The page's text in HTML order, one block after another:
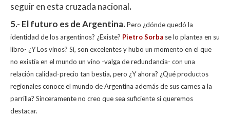
seguir en esta cruzada nacional.
5.- El futuro es de Argentina.Pero ¿dónde quedó la
identidad de los argentinos? ¿Existe? Pietro Sorba se lo plantea en su
libro- ¿Y Los vinos? Sí, son excelentes y hubo un momento en el que
no existía en el mundo un vino -valga de redundancia- con una
relación calidad-precio tan bestia, pero ¿Y ahora? ¿Qué productos
regionales conoce el mundo de Argentina además de sus carnes a la
parrilla? Sinceramente no creo que sea suficiente si queremos
destacar.